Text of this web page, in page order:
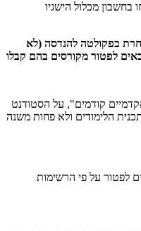
בחשבון מכלול הישגיו
בפקולטה להנדסה (לא
לפטור מקורסים בהם קבלו
קודמים", על הסטודנט
הלימודים ולא פחות משנה
לפטור על פי הרשימות